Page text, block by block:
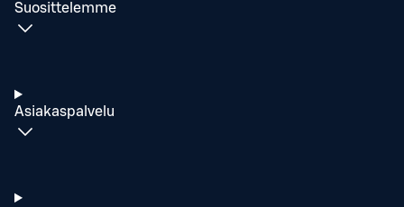
Suosittelemme
Asiakaspalvelu